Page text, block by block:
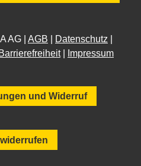
AG | AGB Datenschutz
Barrierefreiheit| Impressum
und Widerruf